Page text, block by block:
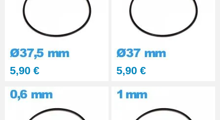
5,90 € 5,90 €